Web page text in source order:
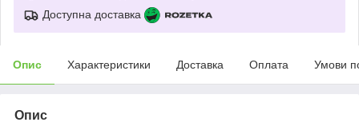
Доступна доставка
Опис Характеристики Доставка Оплата Умови
Опис